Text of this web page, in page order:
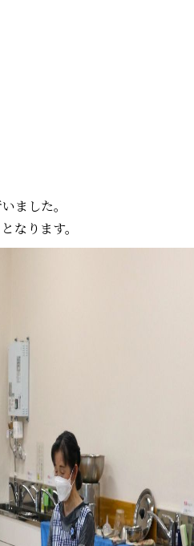
ました。
なります。